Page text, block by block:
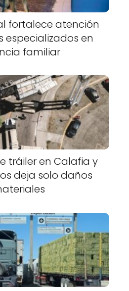
fortalece atención
especializados en
familiar
tráiler en Calafia y
deja solo daños